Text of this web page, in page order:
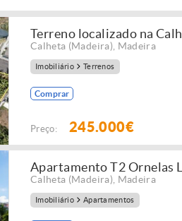
Terreno localizado na
Calheta (Madeira) Madeira
Imobiliário Terrenos
Comprar
Preço: 245.000€
Apartamento T2 Ornelas
Calheta (Madeira) Madeira
Imobiliário Apartamentos